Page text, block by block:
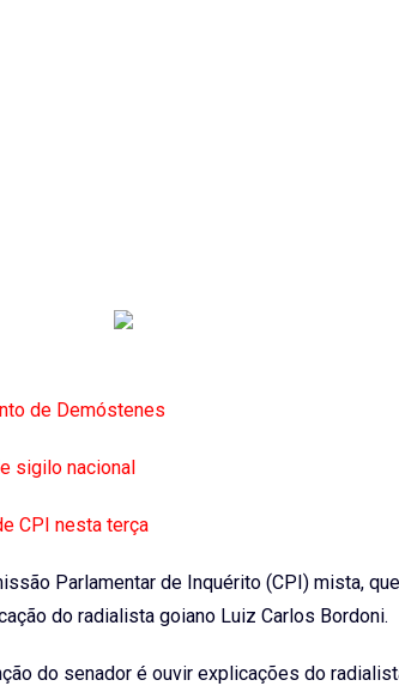
de Demóstenes
sigilo nacional
CPI nesta terça
Parlamentar de Inquérito (CPI) mista,
do radialista goiano Luiz Carlos Bordoni.
do senador é ouvir explicações do